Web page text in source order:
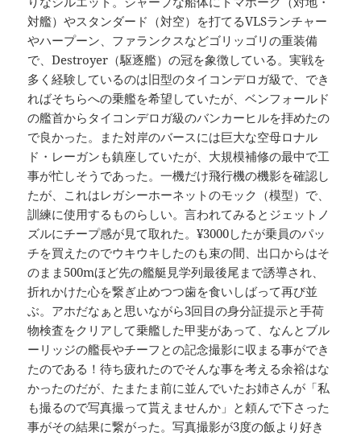
対艦）やスタンダード（対空）を打てるVLSランチャー
やハープーン、ファランクスなどゴリッゴリの重装備
で、Destroyer（駆逐艦）の冠を象徴している。実戦を
多く経験しているのは旧型のタイコンデロガ級で、でき
ればそちらへの乗艦を希望していたが、ベンフォールド
の艦首からタイコンデロガ級のバンカーヒルを拝めたの
で良かった。また対岸のバースには巨大な空母ロナル
ド・レーガンも鎮座していたが、大規模補修の最中で工
事が忙しそうであった。一機だけ飛行機の機影を確認し
たが、これはレガシーホーネットのモック（模型）で、
訓練に使用するものらしい。言われてみるとジェットノ
ズルにチープ感が見て取れた。¥3000したが乗員のパッ
チを買えたのでウキウキしたのも束の間、出口からはそ
のまま500mほど先の艦艇見学列最後尾まで誘導され、
折れかけた心を繋ぎ止めつつ歯を食いしばって再び並
ぶ。アホだなぁと思いながら3回目の身分証提示と手荷
物検査をクリアして乗艦した甲斐があって、なんとブル
ーリッジの艦長やチーフとの記念撮影に収まる事ができ
たのである！待ち疲れたのでそんな事を考える余裕はな
かったのだが、たまたま前に並んでいたお姉さんが「私
も撮るので写真撮って貰えませんか」と頼んで下さった
事がその結果に繋がった。写真撮影が3度の飯より好き